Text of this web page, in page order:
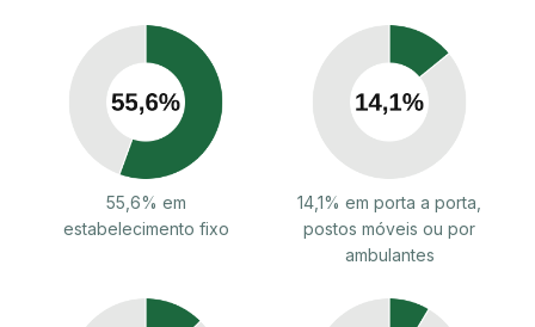
55,6% em
estabelecimento fixo
14,1% em porta a porta,
postos móveis ou por
ambulantes